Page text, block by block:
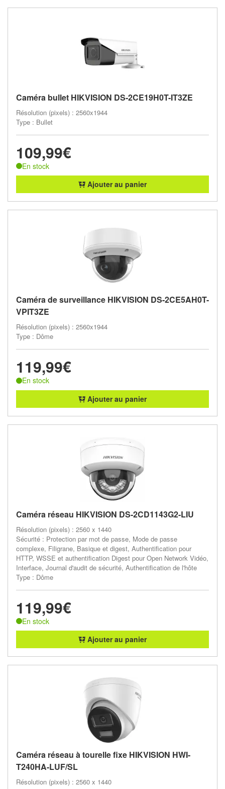
Caméra bullet HIKVISION DS-2CE19H0T-IT3ZE
Résolution (pixels) : 2560x1944
Type : Bullet
109,99€
En stock
Ajouter au panier
Caméra de surveillance HIKVISION DS-2CE5AH0T-
VPIT3ZE
Résolution (pixels) : 2560x1944
Type : Dôme
119,99€
En stock
Ajouter au panier
Caméra réseau HIKVISION DS-2CD1143G2-LIU
Résolution (pixels) : 2560 x 1440
Sécurité : Protection par mot de passe, Mode de passe
complexe, Filigrane, Basique et digest, Authentification pour
HTTP, WSSE et authentification Digest pour Open Network Vidéo,
Interface, Journal d'audit de sécurité, Authentification de l'hôte
Type : Dôme
119,99€
En stock
Ajouter au panier
Caméra réseau à tourelle fixe HIKVISION HWI-
T240HA-LUF/SL
Résolution (pixels) : 2560 x 1440